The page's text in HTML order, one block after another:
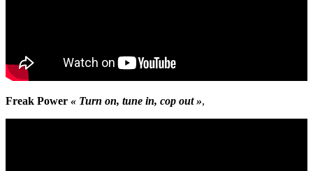
Freak Power « Turn on, tune in, cop out »,